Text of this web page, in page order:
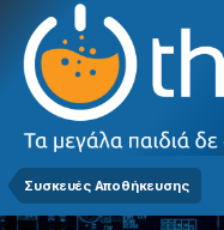
Συσκευές Αποθήκευσης